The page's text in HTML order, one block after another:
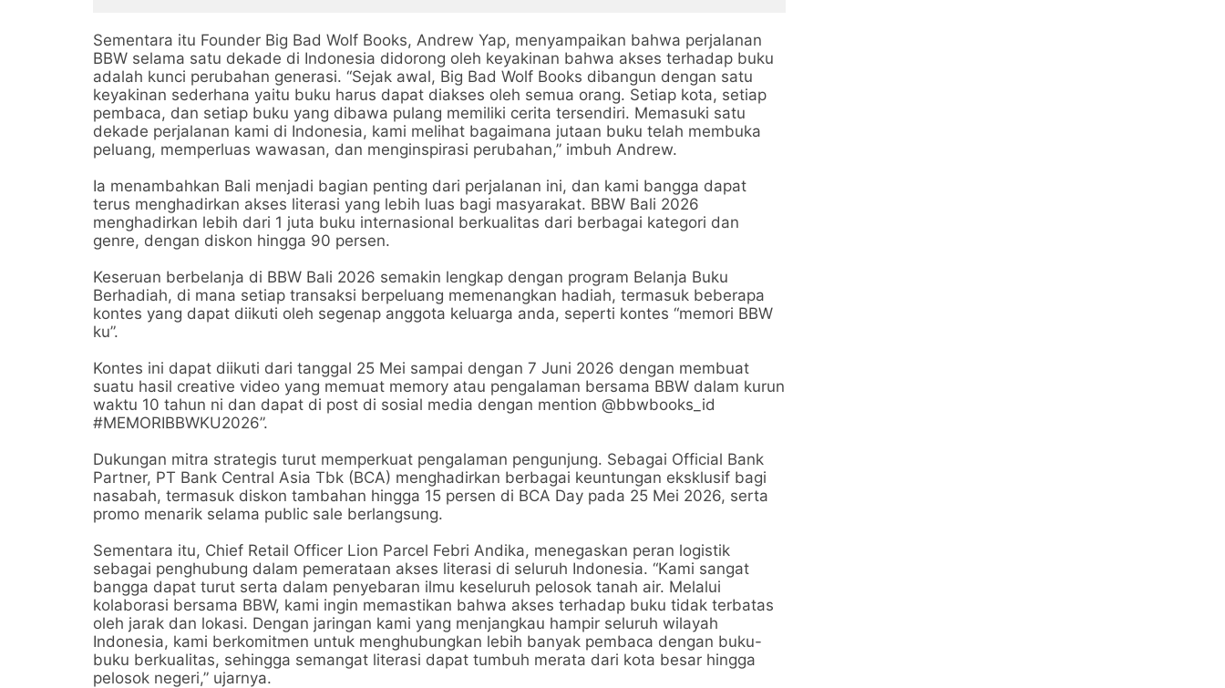
Sementara itu Founder Big Bad Wolf Books, Andrew Yap, menyampaikan bahwa perjalanan
BBW selama satu dekade di Indonesia didorong oleh keyakinan bahwa akses terhadap buku
adalah kunci perubahan generasi. “Sejak awal, Big Bad Wolf Books dibangun dengan satu
keyakinan sederhana yaitu buku harus dapat diakses oleh semua orang. Setiap kota, setiap
pembaca, dan setiap buku yang dibawa pulang memiliki cerita tersendiri. Memasuki satu
dekade perjalanan kami di Indonesia, kami melihat bagaimana jutaan buku telah membuka
peluang, memperluas wawasan, dan menginspirasi perubahan,” imbuh Andrew.
Ia menambahkan Bali menjadi bagian penting dari perjalanan ini, dan kami bangga dapat
terus menghadirkan akses literasi yang lebih luas bagi masyarakat. BBW Bali 2026
menghadirkan lebih dari 1 juta buku internasional berkualitas dari berbagai kategori dan
genre, dengan diskon hingga 90 persen.
Keseruan berbelanja di BBW Bali 2026 semakin lengkap dengan program Belanja Buku
Berhadiah, di mana setiap transaksi berpeluang memenangkan hadiah, termasuk beberapa
kontes yang dapat diikuti oleh segenap anggota keluarga anda, seperti kontes “memori BBW
ku”.
Kontes ini dapat diikuti dari tanggal 25 Mei sampai dengan 7 Juni 2026 dengan membuat
suatu hasil creative video yang memuat memory atau pengalaman bersama BBW dalam kurun
waktu 10 tahun ni dan dapat di post di sosial media dengan mention @bbwbooks_id
#MEMORIBBWKU2026”.
Dukungan mitra strategis turut memperkuat pengalaman pengunjung. Sebagai Official Bank
Partner, PT Bank Central Asia Tbk (BCA) menghadirkan berbagai keuntungan eksklusif bagi
nasabah, termasuk diskon tambahan hingga 15 persen di BCA Day pada 25 Mei 2026, serta
promo menarik selama public sale berlangsung.
Sementara itu, Chief Retail Officer Lion Parcel Febri Andika, menegaskan peran logistik
sebagai penghubung dalam pemerataan akses literasi di seluruh Indonesia. “Kami sangat
bangga dapat turut serta dalam penyebaran ilmu keseluruh pelosok tanah air. Melalui
kolaborasi bersama BBW, kami ingin memastikan bahwa akses terhadap buku tidak terbatas
oleh jarak dan lokasi. Dengan jaringan kami yang menjangkau hampir seluruh wilayah
Indonesia, kami berkomitmen untuk menghubungkan lebih banyak pembaca dengan buku-
buku berkualitas, sehingga semangat literasi dapat tumbuh merata dari kota besar hingga
pelosok negeri,” ujarnya.